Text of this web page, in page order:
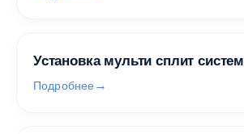
Установка мульти сплит систем
Подробнее